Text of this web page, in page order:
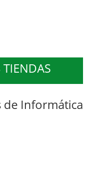
de Informática